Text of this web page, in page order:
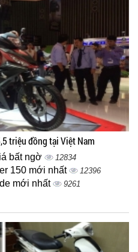
triệu đồng tại Việt Nam
bất ngờ 12834
150 mới nhất 12396
mới nhất 9261